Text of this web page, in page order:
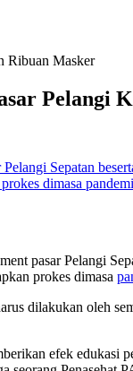
Ribuan Masker
Pelangi
pasar Pelangi
prokes dimasa
dilakukan oleh
efek edukasi